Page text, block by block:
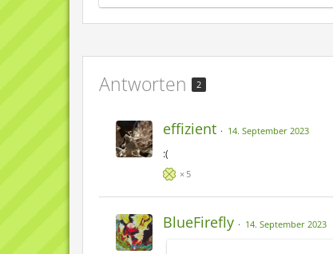
Antworten 2
effizient 14. September 2023
:(
5
BlueFirefly 14. September 2023